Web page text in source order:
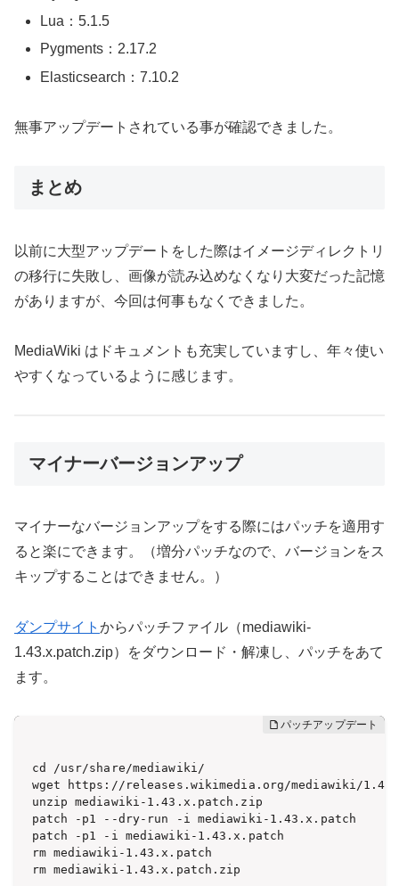
Lua：5.1.5
Pygments：2.17.2
Elasticsearch：7.10.2
無事アップデートされている事が確認できました。
まとめ
以前に大型アップデートをした際はイメージディレクトリ
の移行に失敗し、画像が読み込めなくなり大変だった記憶
がありますが、今回は何事もなくできました。
MediaWiki はドキュメントも充実していますし、年々使い
やすくなっているように感じます。
マイナーバージョンアップ
マイナーなバージョンアップをする際にはパッチを適用す
ると楽にできます。（増分パッチなので、バージョンをス
キップすることはできません。）
ダンプサイト からパッチファイル（mediawiki-
1.43.x.patch.zip）をダウンロード・解凍し、パッチをあて
ます。
cd /usr/share/mediawiki/
wget https://releases.wikimedia.org/mediawiki/
unzip mediawiki-1.43.x.patch.zip
patch -p1 --dry-run -i mediawiki-1.43.x.patch
patch -p1 -i mediawiki-1.43.x.patch
rm mediawiki-1.43.x.patch
rm mediawiki-1.43.x.patch.zip